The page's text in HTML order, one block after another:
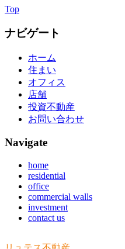
Top
ナビゲート
ホーム
住まい
オフィス
店舗
投資不動産
お問い合わせ
Navigate
home
residential
office
commercial walls
investment
contact us